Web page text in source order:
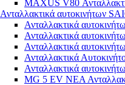
MAXUS V80
Ανταλλακτικά αυτοκινήτων
Ανταλλακτικά
Ανταλλακτικά
Ανταλλακτικά
Ανταλλακτικά
Ανταλλακτικά
MG 5 EV ΝΕΑ